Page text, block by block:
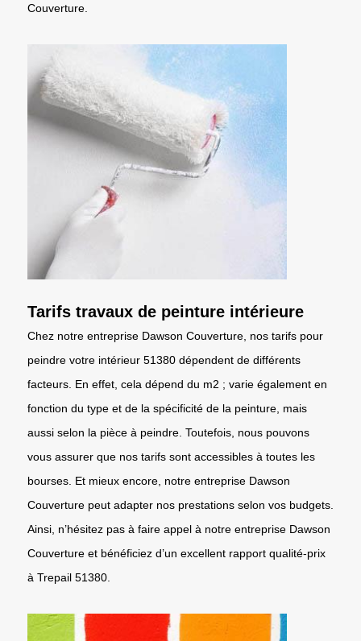
Couverture.
Tarifs travaux de peinture intérieure
Chez notre entreprise Dawson Couverture, nos tarifs pour
peindre votre intérieur 51380 dépendent de différents
facteurs. En effet, cela dépend du m2 ; varie également en
fonction du type et de la spécificité de la peinture, mais
aussi selon la pièce à peindre. Toutefois, nous pouvons
vous assurer que nos tarifs sont accessibles à toutes les
bourses. Et mieux encore, notre entreprise Dawson
Couverture peut adapter nos prestations selon vos budgets.
Ainsi, n’hésitez pas à faire appel à notre entreprise Dawson
Couverture et bénéficiez d’un excellent rapport qualité-prix
à Trepail 51380.